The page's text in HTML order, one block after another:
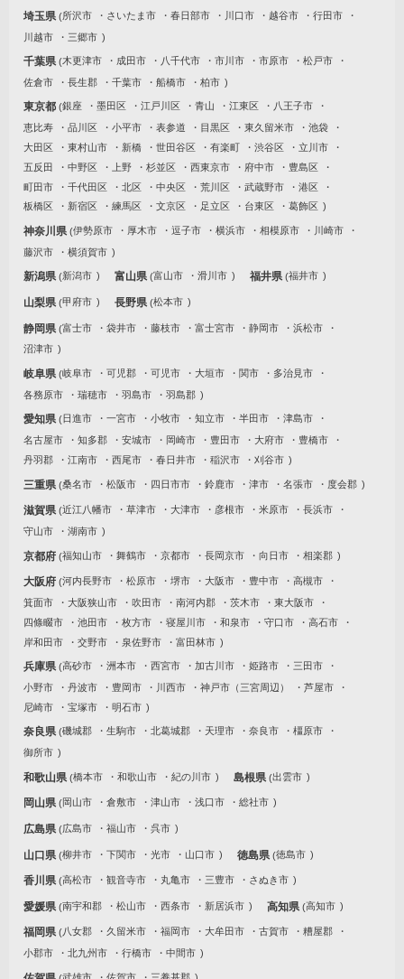
埼玉県 所沢市 さいたま市 春日部市 川口市 越谷市
行田市
川越市
三郷市
千葉県 木更津市 成田市 八千代市 市川市 市原市
松戸市
佐倉市
長生郡 千葉市 船橋市 柏市
東京都 銀座 墨田区 江戸川区 青山 江東区
八王子市
恵比寿
品川区 小平市 表参道 目黒区 東久留米市
池袋
大田区
東村山市 新橋 世田谷区 有楽町 渋谷区
立川市
五反田
中野区 上野 杉並区 西東京市 府中市
豊島区
町田市
千代田区 北区 中央区 荒川区 武蔵野市
港区
板橋区
新宿区 練馬区 文京区 足立区 台東区 葛飾区
神奈川県 伊勢原市 厚木市 逗子市 横浜市 相模原市
川崎市
藤沢市
横須賀市
新潟県 新潟市 富山県 富山市 滑川市 福井県 福井市
山梨県 甲府市 長野県 松本市
静岡県 富士市 袋井市 藤枝市 富士宮市 静岡市
浜松市
沼津市
岐阜県 岐阜市 可児郡 可児市 大垣市 関市
多治見市
各務原市
瑞穂市 羽島市 羽島郡
愛知県 日進市 一宮市 小牧市 知立市 半田市
津島市
名古屋市
知多郡 安城市 岡崎市 豊田市 大府市
豊橋市
丹羽郡
江南市 西尾市 春日井市 稲沢市 刈谷市
三重県 桑名市 松阪市 四日市市 鈴鹿市 津市 名張市 度会郡
滋賀県 近江八幡市 草津市 大津市 彦根市 米原市
長浜市
守山市
湖南市
京都府 福知山市 舞鶴市 京都市 長岡京市 向日市 相楽郡
大阪府 河内長野市 松原市 堺市 大阪市 豊中市
高槻市
箕面市
大阪狭山市 吹田市 南河内郡 茨木市
東大阪市
四條畷市
池田市 枚方市 寝屋川市 和泉市 守口市
高石市
岸和田市
交野市 泉佐野市 富田林市
兵庫県 高砂市 洲本市 西宮市 加古川市 姫路市
三田市
小野市
丹波市 豊岡市 川西市 神戸市（三宮周辺）
芦屋市
尼崎市
宝塚市 明石市
奈良県 磯城郡 生駒市 北葛城郡 天理市 奈良市
橿原市
御所市
和歌山県 橋本市 和歌山市 紀の川市 島根県 出雲市
岡山県 岡山市 倉敷市 津山市 浅口市 総社市
広島県 広島市 福山市 呉市
山口県 柳井市 下関市 光市 山口市 徳島県 徳島市
香川県 高松市 観音寺市 丸亀市 三豊市 さぬき市
愛媛県 南宇和郡 松山市 西条市 新居浜市 高知県 高知市
福岡県 八女郡 久留米市 福岡市 大牟田市 古賀市
糟屋郡
小郡市
北九州市 行橋市 中間市